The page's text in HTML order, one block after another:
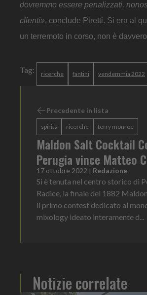
dovremmo essere penalizzati,
clienti», conclude Piretti. Si era al
un terremoto in corso, non è
Tag: ricerche fantini vendemmia 2022
Precedente in lista
spirits ricerche terry monroe
Maldon Salt Cocktail
Perugia vince Matteo
17 ottobre 2022 | Redazione
Si è tenuta nel centro storico di
Radice, la finale del 1882
il primo contest dedicato al
mixology ideato interamente d...
Notizie correlate